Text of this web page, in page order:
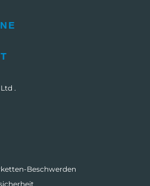
.
Beschwerden